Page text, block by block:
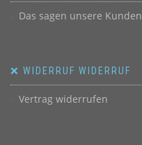
Das sagen unsere Kunden
❌ WIDERRUF WIDERRUF
Vertrag widerrufen